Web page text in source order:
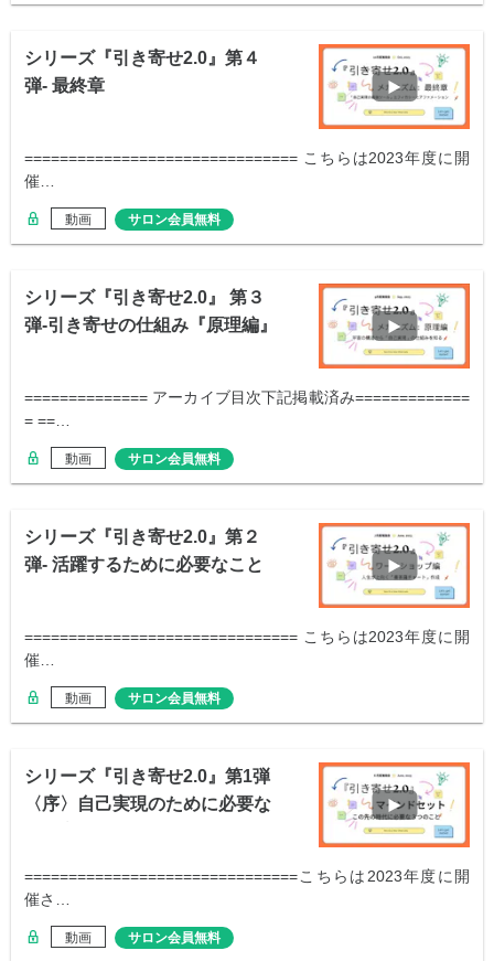
シリーズ『引き寄せ2.0』第４
弾- 最終章
=============================== こちらは2023年度に開
催…
動画 サロン会員無料
シリーズ『引き寄せ2.0』 第３
弾-引き寄せの仕組み『原理編』
============== アーカイブ目次下記掲載済み=============
= ==…
動画 サロン会員無料
シリーズ『引き寄せ2.0』第２
弾- 活躍するために必要なこと
=============================== こちらは2023年度に開
催…
動画 サロン会員無料
シリーズ『引き寄せ2.0』第1弾
〈序〉自己実現のために必要な
===============================こちらは2023年度に開
催さ…
動画 サロン会員無料